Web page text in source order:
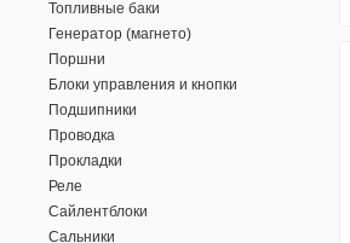
Топливные баки
Генератор (магнето)
Поршни
Блоки управления и кнопки
Подшипники
Проводка
Прокладки
Реле
Сайлентблоки
Сальники